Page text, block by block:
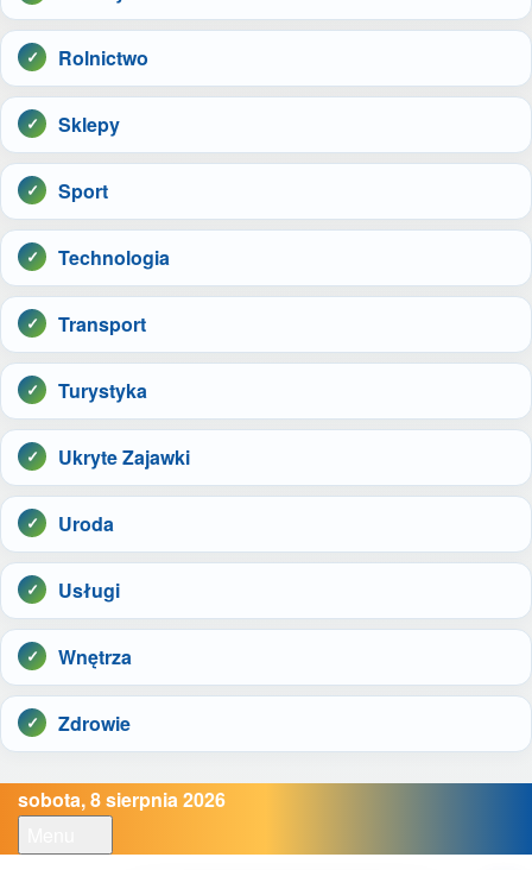
Rolnictwo
Sklepy
Sport
Technologia
Transport
Turystyka
Ukryte Zajawki
Uroda
Usługi
Wnętrza
Zdrowie
sobota, 8 sierpnia 2026